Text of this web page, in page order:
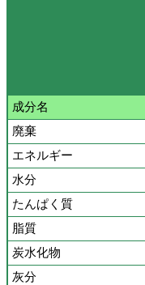
成分名
廃棄
エネルギー
水分
たんぱく質
脂質
炭水化物
灰分